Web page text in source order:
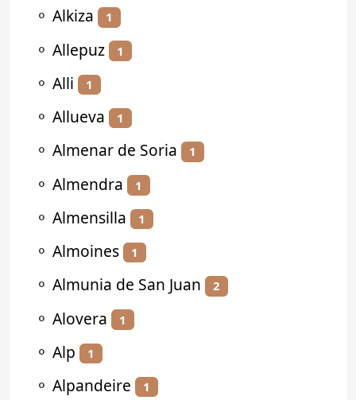
⚬ Alkiza 1
⚬ Allepuz 1
⚬ Alli 1
⚬ Allueva 1
⚬ Almenar de Soria 1
⚬ Almendra 1
⚬ Almensilla 1
⚬ Almoines 1
⚬ Almunia de San Juan 2
⚬ Alovera 1
⚬ Alp 1
⚬ Alpandeire 1